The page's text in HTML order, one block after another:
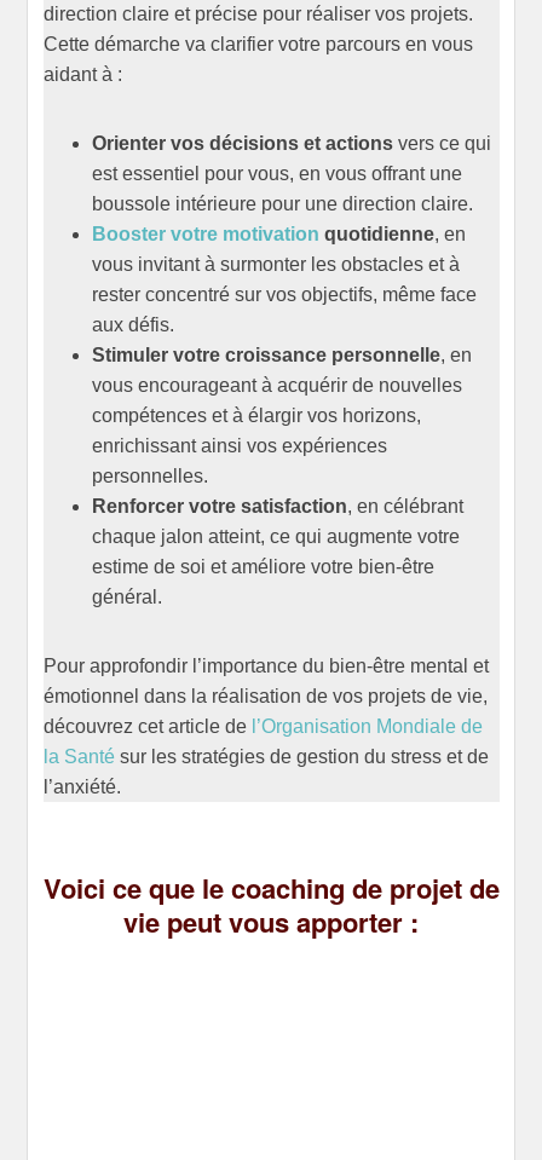
direction claire et précise pour réaliser vos projets.
Cette démarche va clarifier votre parcours en vous
aidant à :
Orienter vos décisions et actionsvers ce qui
est essentiel pour vous, en vous offrant une
boussole intérieure pour une direction claire.
Booster votre motivation quotidienne, en
vous invitant à surmonter les obstacles et à
rester concentré sur vos objectifs, même face
aux défis.
Stimuler votre croissance personnelle, en
vous encourageant à acquérir de nouvelles
compétences et à élargir vos horizons,
enrichissant ainsi vos expériences
personnelles.
Renforcer votre satisfaction, en célébrant
chaque jalon atteint, ce qui augmente votre
estime de soi et améliore votre bien-être
général.
Pour approfondir l’importance du bien-être mental et
émotionnel dans la réalisation de vos projets de vie,
découvrez cet article de l’Organisation Mondiale de
la Santésur les stratégies de gestion du stress et de
l’anxiété.
Voici ce que le coaching de projet de
vie peut vous apporter :